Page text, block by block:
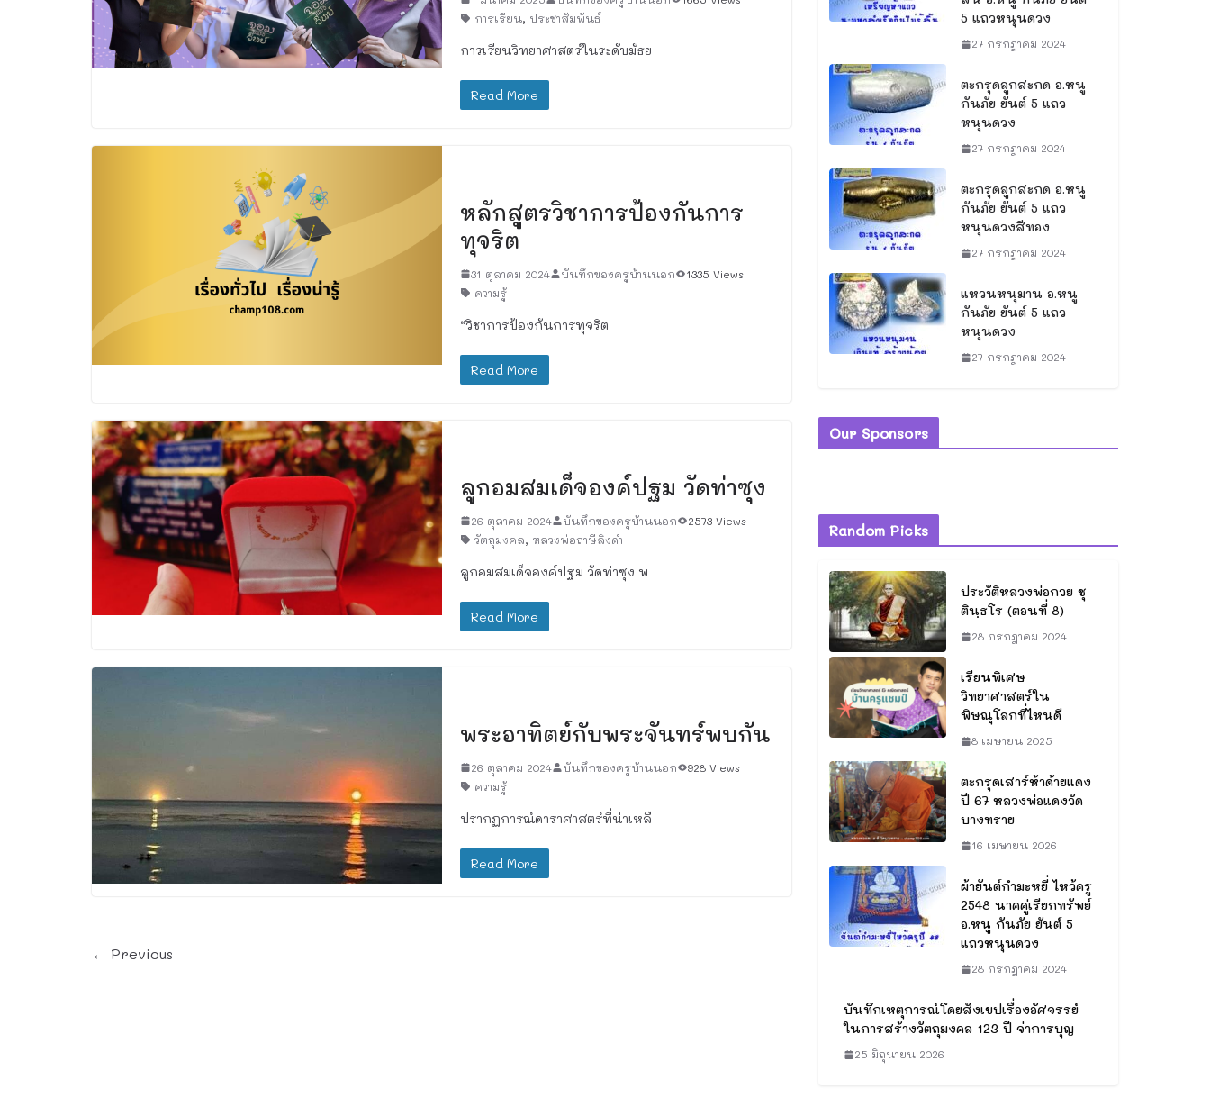
การเรียน, ประชาสัมพันธ์
การเรียนวิทยาศาสตร์ในระดับมัธย
Read More
หลักสูตรวิชาการป้องกันการ
ทุจริต
31 ตุลาคม 2024 บันทึกของครูบ้านนอก
1335 Views
ความรู้
“วิชาการป้องกันการทุจริต
Read More
ลูกอมสมเด็จองค์ปฐม วัดท่าซุง
26 ตุลาคม 2024 บันทึกของครูบ้านนอก
2573 Views
วัตถุมงคล, หลวงพ่อฤาษีลิงดำ
ลูกอมสมเด็จองค์ปฐม วัดท่าซุง พ
Read More
พระอาทิตย์กับพระจันทร์พบกัน
26 ตุลาคม 2024 บันทึกของครูบ้านนอก
928 Views
ความรู้
ปรากฏการณ์ดาราศาสตร์ที่น่าเหลื
Read More
← Previous
5 แถวหนุนดวง
27 กรกฎาคม 2024
ตะกรุดลูกสะกด อ.หนู
กันภัย ยันต์ 5 แถว
หนุนดวง
27 กรกฎาคม 2024
ตะกรุดลูกสะกด อ.หนู
กันภัย ยันต์ 5 แถว
หนุนดวงสีทอง
27 กรกฎาคม 2024
แหวนหนุมาน อ.หนู
กันภัย ยันต์ 5 แถว
หนุนดวง
27 กรกฎาคม 2024
Our Sponsors
Random Picks
ประวัติหลวงพ่อกวย ชุ
ตินฺธโร (ตอนที่ 8)
28 กรกฎาคม 2024
เรียนพิเศษ
วิทยาศาสตร์ใน
พิษณุโลกที่ไหนดี
8 เมษายน 2025
ตะกรุดเสาร์ห้าด้ายแดง
ปี 67 หลวงพ่อแดงวัด
บางทราย
16 เมษายน 2026
ผ้ายันต์กำมะหยี่ ไหว้ครู
2548 นาคคู่เรียกทรัพย์
อ.หนู กันภัย ยันต์ 5
แถวหนุนดวง
28 กรกฎาคม 2024
บันทึกเหตุการณ์โดยสังเขปเรื่องอัศจรรย์
ในการสร้างวัตถุมงคล 123 ปี จ่าการบุญ
25 มิถุนายน 2026